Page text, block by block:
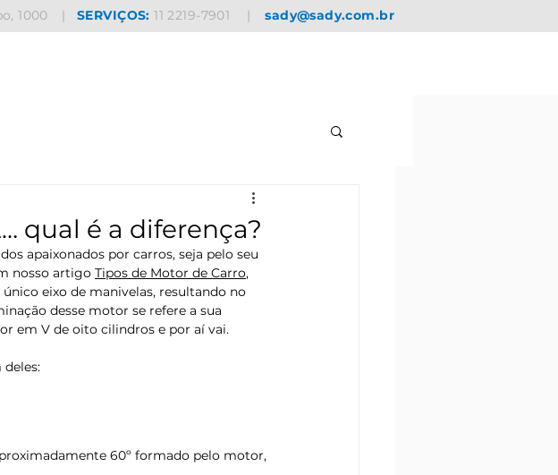
1000 | SERVIÇOS: 11 2219-7901 | sady@sady.com.br
qual é a diferença?
apaixonados por carros, seja pelo seu
nosso artigo Tipos de Motor de Carro,
eixo de manivelas, resultando no
desse motor se refere a sua
em V de oito cilindros e por aí vai.
60º formado pelo motor,